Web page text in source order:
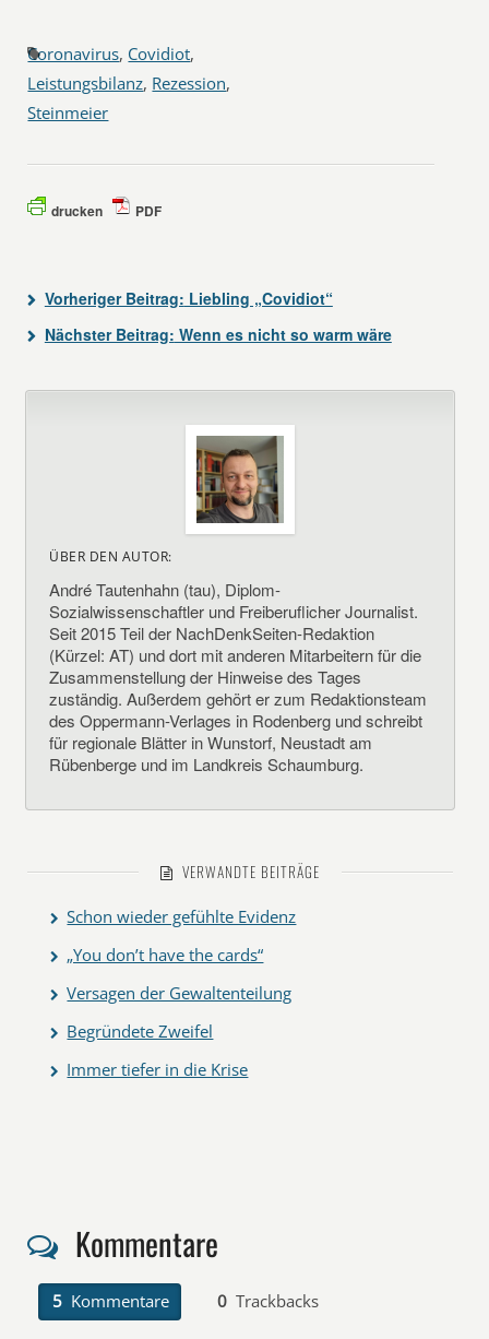
Coronavirus, Covidiot,
Leistungsbilanz, Rezession,
Steinmeier
drucken PDF
Vorheriger Beitrag: Liebling „Covidiot“
Nächster Beitrag: Wenn es nicht so warm wäre
ÜBER DEN AUTOR:
André Tautenhahn (tau), Diplom-
Sozialwissenschaftler und Freiberuflicher Journalist.
Seit 2015 Teil der NachDenkSeiten-Redaktion
(Kürzel: AT) und dort mit anderen Mitarbeitern für die
Zusammenstellung der Hinweise des Tages
zuständig. Außerdem gehört er zum Redaktionsteam
des Oppermann-Verlages in Rodenberg und schreibt
für regionale Blätter in Wunstorf, Neustadt am
Rübenberge und im Landkreis Schaumburg.
VERWANDTE BEITRÄGE
Schon wieder gefühlte Evidenz
„You don’t have the cards“
Versagen der Gewaltenteilung
Begründete Zweifel
Immer tiefer in die Krise
Kommentare
5 Kommentare 0 Trackbacks